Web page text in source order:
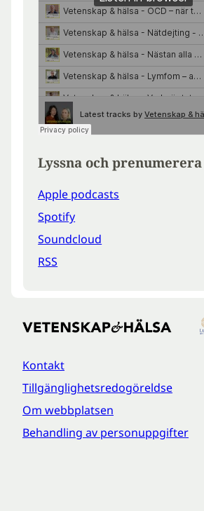
Lyssna och
Apple podcasts
Spotify
Soundcloud
RSS
Kontakt
Tillgänglighetsredogöreldse
Om webbplatsen
Behandling av personuppgifter